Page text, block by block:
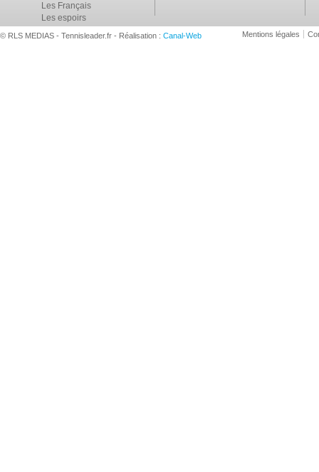
Les Français
Les espoirs
© RLS MEDIAS - Tennisleader.fr - Réalisation : Canal-Web Mentions légales